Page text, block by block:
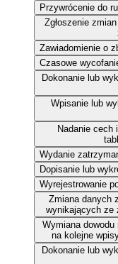
Przywrócenie do
Zgłoszenie
Zawiadomienie o
Czasowe
Dokonanie lub
Wpisanie lub
Nadanie cech
Wydanie
Dopisanie lub
Wyrejestrowanie
Zmiana danych
wynikających ze
Wymiana
na kolejne
Dokonanie lub